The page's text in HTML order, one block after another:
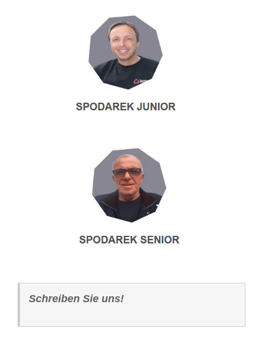
Schreiben Sie uns!